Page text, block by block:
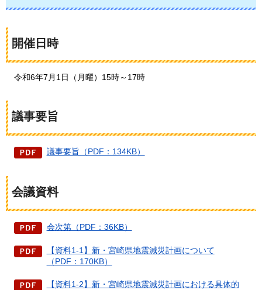
開催日時
令和6年7月1日（月曜）15時～17時
議事要旨
議事要旨（PDF：134KB）
会議資料
会次第（PDF：36KB）
【資料1-1】新・宮崎県地震減災計画について
（PDF：170KB）
【資料1-2】新・宮崎県地震減災計画における具体的